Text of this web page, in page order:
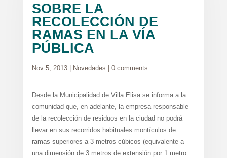
SOBRE LA
RECOLECCIÓN DE
RAMAS EN LA VÍA
PÚBLICA
Nov 5, 2013| Novedades 0 comments
Desde la Municipalidad de Villa Elisa se informa a la
comunidad que, en adelante, la empresa responsable
de la recolección de residuos en la ciudad no podrá
llevar en sus recorridos habituales montículos de
ramas superiores a 3 metros cúbicos (equivalente a
una dimensión de 3 metros de extensión por 1 metro